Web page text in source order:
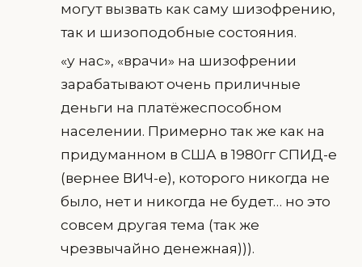
могут вызвать как саму шизофрению,
так и шизоподобные состояния.
«у нас», «врачи» на шизофрении
зарабатывают очень приличные
деньги на платёжеспособном
населении. Примерно так же как на
придуманном в США в 1980гг СПИД-е
(вернее ВИЧ-е), которого никогда не
было, нет и никогда не будет… но это
совсем другая тема (так же
чрезвычайно денежная))).